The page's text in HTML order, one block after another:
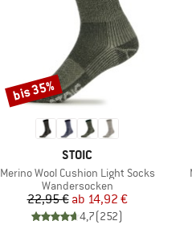
MARKE
STOIC
Artikel
Merino Wool Cushion Light Socks
Produktgruppe
Wandersocken
Preis
22,95 € reduzierter Preis
ab 14,92 €
4,7(252)
Rabatt
bis 35%